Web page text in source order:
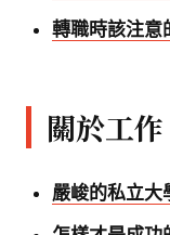
轉職時該注意
關於工作
嚴峻的私立大